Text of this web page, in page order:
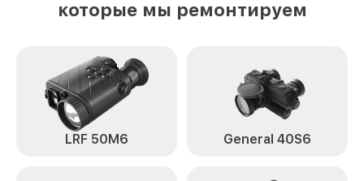
которые мы ремонтируем
LRF 50M6 General 40S6